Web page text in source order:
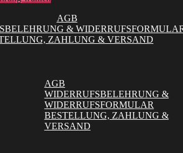
gewählt
werden
können
auf
der
weist
mehrere
Varianten
können
auf
der
Produktseite
gewählt
AGB
&
ZAHLUNG & VERSAND
AGB
WIDERRUFSBELEHRUNG &
WIDERRUFSFORMULAR
BESTELLUNG, ZAHLUNG &
VERSAND